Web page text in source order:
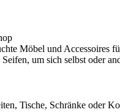
Möbel und Accessoires
um sich selbst oder
Tische, Schränke oder